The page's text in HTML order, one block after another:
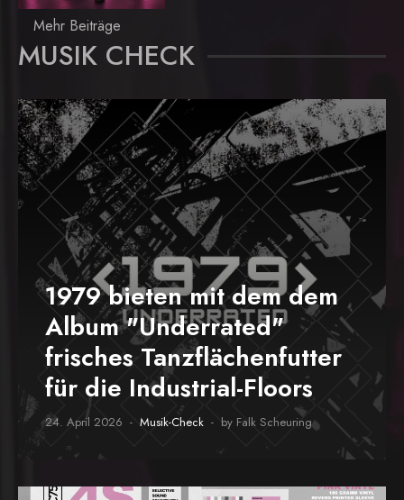
Mehr Beiträge
MUSIK CHECK
1979 bieten mit dem dem
Album "Underrated"
frisches Tanzflächenfutter
für die Industrial-Floors
24. April 2026 Musik-Check by Falk Scheuring